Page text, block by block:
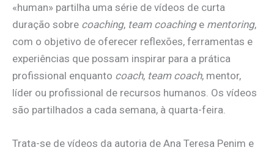
«human» partilha uma série de vídeos de curta
duração sobre coaching, team coachinge mentoring,
com o objetivo de oferecer reflexões, ferramentas e
experiências que possam inspirar para a prática
profissional enquanto coach, team coach, mentor,
líder ou profissional de recursos humanos. Os vídeos
são partilhados a cada semana, à quarta-feira.
Trata-se de vídeos da autoria de Ana Teresa Penim e